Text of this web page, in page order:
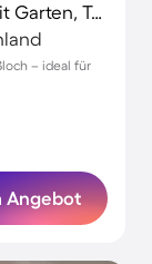
Familienfreundliches Ferienhaus mit Garten, Terrasse und Grill
– ideal für
Angebot